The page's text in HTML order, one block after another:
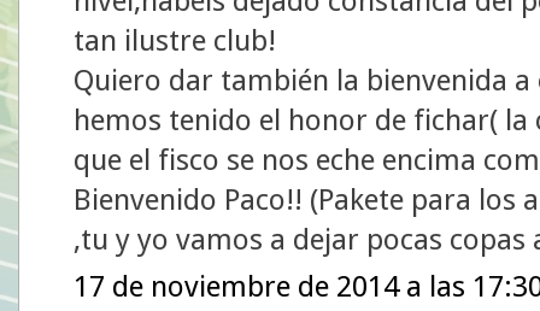
tan ilustre club!
Quiero dar también la bienvenida
hemos tenido el honor de fichar( la
que el fisco se nos eche encima
Bienvenido Paco!! (Pakete para los
,tu y yo vamos a dejar pocas copas
17 de noviembre de 2014 a las